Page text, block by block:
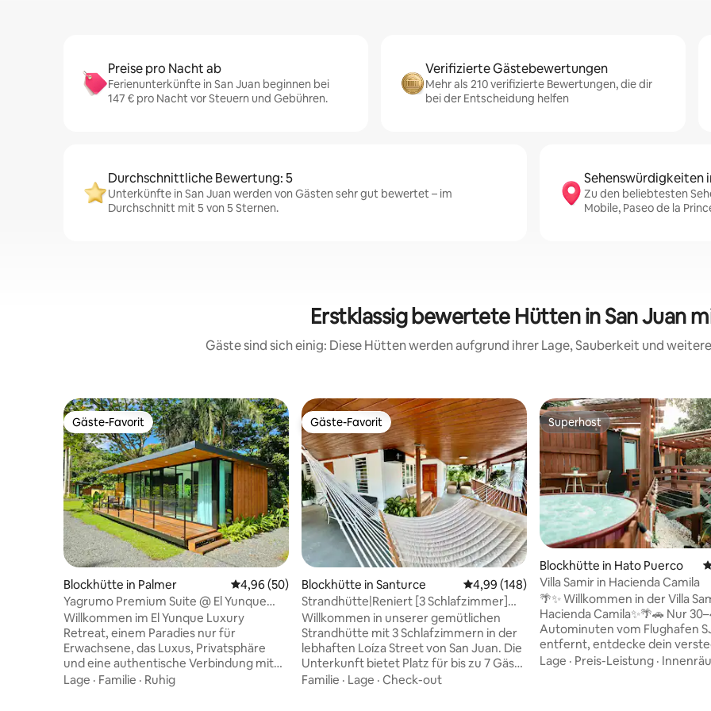
Preise pro Nacht ab
Ferienunterkünfte in San Juan beginnen bei
147 € pro Nacht vor Steuern und Gebühren.
Verifizierte Gästebewertungen
Mehr als 210 verifizierte Bewertungen, die dir
bei der Entscheidung helfen
Durchschnittliche Bewertung: 5
Unterkünfte in San Juan werden von Gästen sehr gut bewertet – im
Durchschnitt mit 5 von 5 Sternen.
Sehenswürdigkeiten
Zu den beliebtesten
Mobile, Paseo de la
Erstklassig bewertete Hütten in San Juan
Gäste sind sich einig: Diese Hütten werden aufgrund ihrer Lage, Sauberkeit und
Gäste-Favorit
Gäste-Favorit
Blockhütte in Palmer Durchschnittliche Bewertung: 4,96 von 5, 50 Bewertungen
4,96 (50)
Yagrumo Premium Suite @ El Yunque
Luxury Retreat
Willkommen im El Yunque Luxury
Retreat, einem Paradies nur für
Erwachsene, das Luxus, Privatsphäre
und eine authentische Verbindung mit
der Natur bietet. Das Hotel liegt im
Lage · Familie · Ruhig
Gäste-Favorit
Gäste-Favorit
Blockhütte in Santurce Durchschnittliche Bewertung: 4,99 von 5,
4,99 (148)
Strandhütte|Reniert [3 Schlafzimmer]
Walk 2beach+gated prkg
Willkommen in unserer gemütlichen
Strandhütte mit 3 Schlafzimmern in der
lebhaften Loíza Street von San Juan. Die
Unterkunft bietet Platz für bis zu 7 Gäste
und verfügt über einen kostenlosen,
Familie · Lage · Check-out
Superhost
Superhost
Blockhütte in Hato Puerco
Villa Samir in Hacienda Camila
🌴✨ Willkommen in der Villa
Hacienda Camila✨🌴🚗 Nur
Autominuten vom Flughafen
entfernt, entdecke dein
Paradies Villa Samir, eine Villa
Lage · Preis-Leistung ·